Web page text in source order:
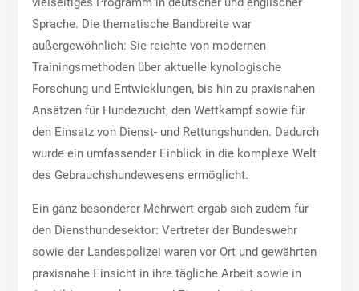
Sprache. Die thematische Bandbreite war
außergewöhnlich: Sie reichte von modernen
Trainingsmethoden über aktuelle kynologische
Forschung und Entwicklungen, bis hin zu praxisnahen
Ansätzen für Hundezucht, den Wettkampf sowie für
den Einsatz von Dienst- und Rettungshunden. Dadurch
wurde ein umfassender Einblick in die komplexe Welt
des Gebrauchshundewesens ermöglicht.
Ein ganz besonderer Mehrwert ergab sich zudem für
den Diensthundesektor: Vertreter der Bundeswehr
sowie der Landespolizei waren vor Ort und gewährten
praxisnahe Einsicht in ihre tägliche Arbeit sowie in